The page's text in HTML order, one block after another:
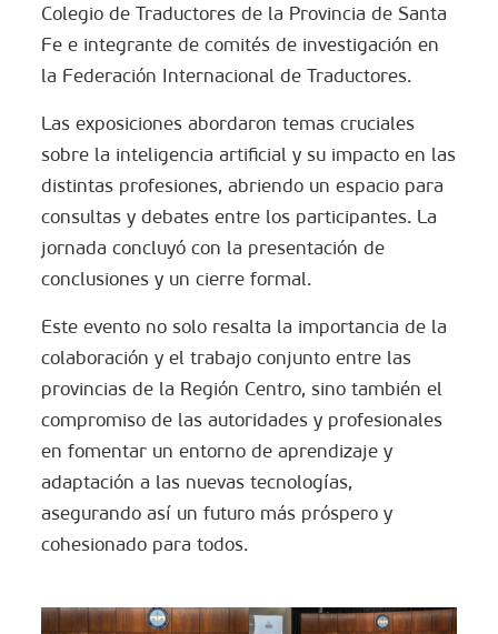
Colegio de Traductores de la Provincia de Santa
Fe e integrante de comités de investigación en
la Federación Internacional de Traductores.
Las exposiciones abordaron temas cruciales
sobre la inteligencia artificial y su impacto en las
distintas profesiones, abriendo un espacio para
consultas y debates entre los participantes. La
jornada concluyó con la presentación de
conclusiones y un cierre formal.
Este evento no solo resalta la importancia de la
colaboración y el trabajo conjunto entre las
provincias de la Región Centro, sino también el
compromiso de las autoridades y profesionales
en fomentar un entorno de aprendizaje y
adaptación a las nuevas tecnologías,
asegurando así un futuro más próspero y
cohesionado para todos.